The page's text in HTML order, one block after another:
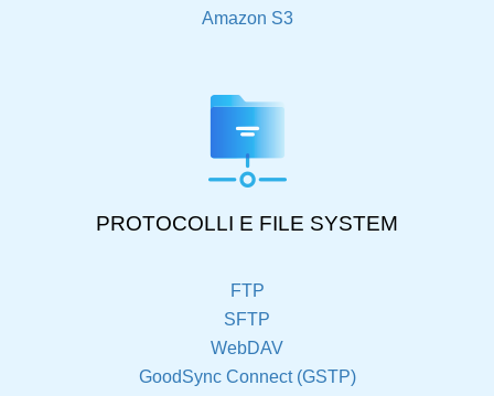
Amazon S3
PROTOCOLLI E FILE SYSTEM
FTP
SFTP
WebDAV
GoodSync Connect (GSTP)